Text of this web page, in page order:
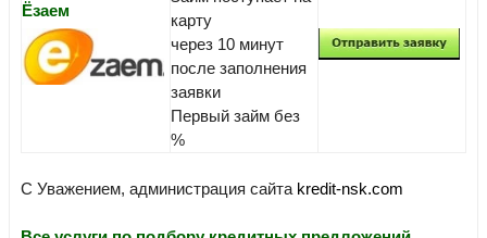
Ёзаем
карту
через 10 минут
после заполнения
заявки
Первый займ без
%
С Уважением, администрация сайта kredit-nsk.com